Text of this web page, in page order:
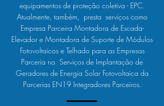
equipamentos de proteção coletiva - EPC.
Atualmente, também, presta serviços como
Empresa Parceira Montadora de Escada-
Elevador e Montadora de Suporte de Módulos
Fotovoltaicos e Telhado para as Empresas
Parceria no Serviços de Implantação de
Geradores de Energia Solar Fotovoltaica da
Parcerias EN19 Integradores Parceiros.